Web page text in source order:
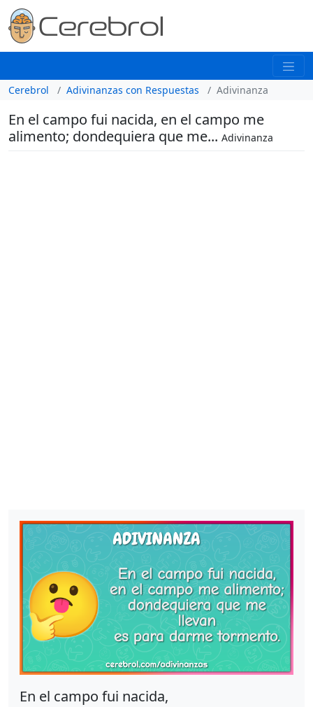
Cerebrol Adivinanzas con Respuestas Adivinanza
En el campo fui nacida, en el campo me
alimento; dondequiera que me... Adivinanza
En el campo fui nacida,